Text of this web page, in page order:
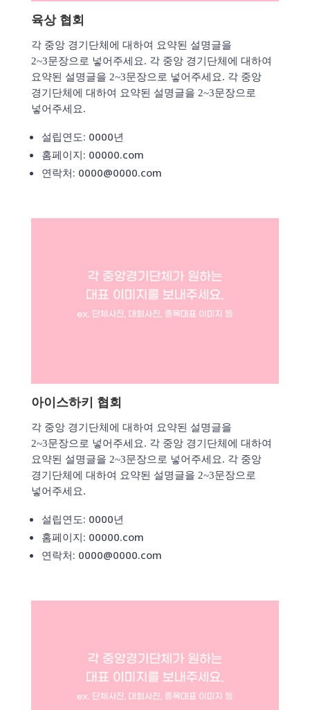
육상 협회
각 중앙 경기단체에 대하여 요약된 설명글을
2~3문장으로 넣어주세요. 각 중앙 경기단체에 대하여
요약된 설명글을 2~3문장으로 넣어주세요. 각 중앙
경기단체에 대하여 요약된 설명글을 2~3문장으로
넣어주세요.
설립연도: 0000년
홈페이지: 00000.com
연락처: 0000@0000.com
아이스하키 협회
각 중앙 경기단체에 대하여 요약된 설명글을
2~3문장으로 넣어주세요. 각 중앙 경기단체에 대하여
요약된 설명글을 2~3문장으로 넣어주세요. 각 중앙
경기단체에 대하여 요약된 설명글을 2~3문장으로
넣어주세요.
설립연도: 0000년
홈페이지: 00000.com
연락처: 0000@0000.com